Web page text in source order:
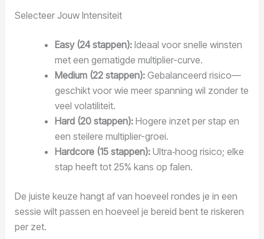
Selecteer Jouw Intensiteit
Easy (24 stappen):Ideaal voor snelle winsten
met een gematigde multiplier-curve.
Medium (22 stappen):Gebalanceerd risico—
geschikt voor wie meer spanning wil zonder te
veel volatiliteit.
Hard (20 stappen):Hogere inzet per stap en
een steilere multiplier-groei.
Hardcore (15 stappen):Ultra‑hoog risico; elke
stap heeft tot 25% kans op falen.
De juiste keuze hangt af van hoeveel rondes je in een
sessie wilt passen en hoeveel je bereid bent te riskeren
per zet.